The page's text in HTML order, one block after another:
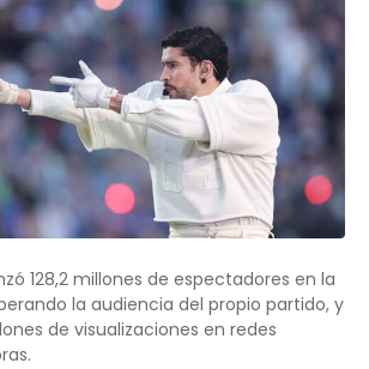
128,2 millones de espectadores en la
la audiencia del propio partido, y
de visualizaciones en redes